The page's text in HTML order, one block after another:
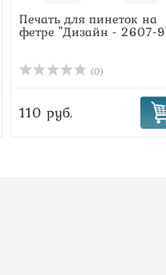
Печать для пинеток на
фетре "Дизайн - 2607-
(0)
110 руб.